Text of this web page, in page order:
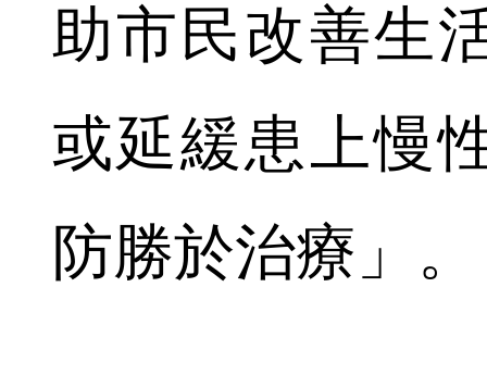
助市民改善生
或延緩患上慢
防勝於治療」。